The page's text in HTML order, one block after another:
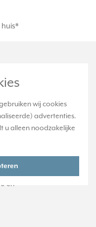
wij cookies
advertenties.
u alleen noodzakelijke
huis*
KG.
en